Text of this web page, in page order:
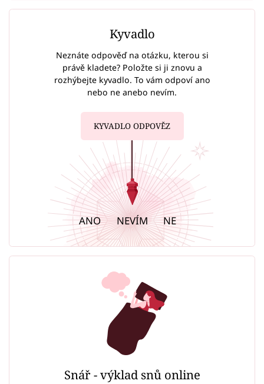
Kyvadlo
Neznáte odpověď na otázku, kterou si
právě kladete? Položte si ji znovu a
rozhýbejte kyvadlo. To vám odpoví ano
nebo ne anebo nevím.
KYVADLO ODPOVĚZ
ANO NEVÍM NE
Snář - výklad snů online